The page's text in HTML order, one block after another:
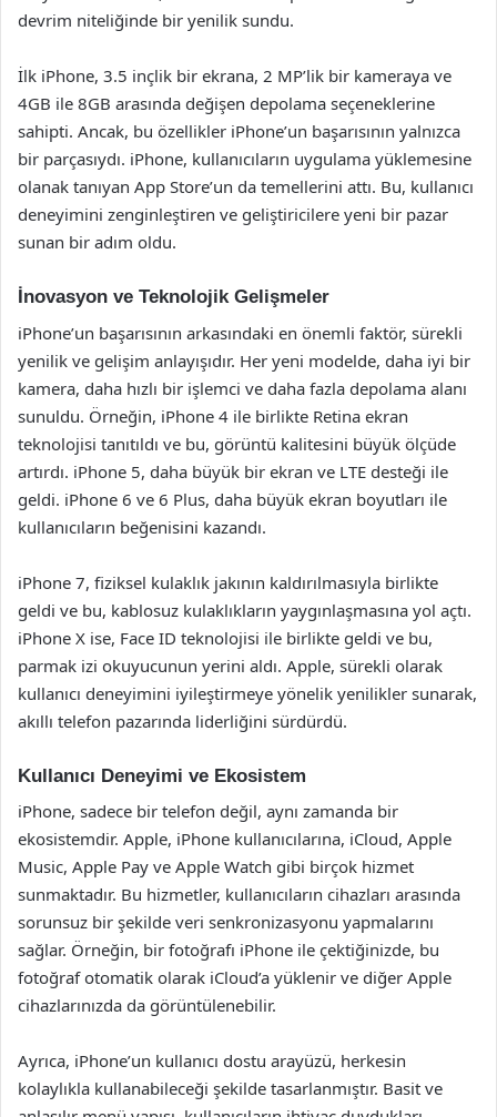
devrim niteliğinde bir yenilik sundu.
İlk iPhone, 3.5 inçlik bir ekrana, 2 MP’lik bir kameraya ve
4GB ile 8GB arasında değişen depolama seçeneklerine
sahipti. Ancak, bu özellikler iPhone’un başarısının yalnızca
bir parçasıydı. iPhone, kullanıcıların uygulama yüklemesine
olanak tanıyan App Store’un da temellerini attı. Bu, kullanıcı
deneyimini zenginleştiren ve geliştiricilere yeni bir pazar
sunan bir adım oldu.
İnovasyon ve Teknolojik Gelişmeler
iPhone’un başarısının arkasındaki en önemli faktör, sürekli
yenilik ve gelişim anlayışıdır. Her yeni modelde, daha iyi bir
kamera, daha hızlı bir işlemci ve daha fazla depolama alanı
sunuldu. Örneğin, iPhone 4 ile birlikte Retina ekran
teknolojisi tanıtıldı ve bu, görüntü kalitesini büyük ölçüde
artırdı. iPhone 5, daha büyük bir ekran ve LTE desteği ile
geldi. iPhone 6 ve 6 Plus, daha büyük ekran boyutları ile
kullanıcıların beğenisini kazandı.
iPhone 7, fiziksel kulaklık jakının kaldırılmasıyla birlikte
geldi ve bu, kablosuz kulaklıkların yaygınlaşmasına yol açtı.
iPhone X ise, Face ID teknolojisi ile birlikte geldi ve bu,
parmak izi okuyucunun yerini aldı. Apple, sürekli olarak
kullanıcı deneyimini iyileştirmeye yönelik yenilikler sunarak,
akıllı telefon pazarında liderliğini sürdürdü.
Kullanıcı Deneyimi ve Ekosistem
iPhone, sadece bir telefon değil, aynı zamanda bir
ekosistemdir. Apple, iPhone kullanıcılarına, iCloud, Apple
Music, Apple Pay ve Apple Watch gibi birçok hizmet
sunmaktadır. Bu hizmetler, kullanıcıların cihazları arasında
sorunsuz bir şekilde veri senkronizasyonu yapmalarını
sağlar. Örneğin, bir fotoğrafı iPhone ile çektiğinizde, bu
fotoğraf otomatik olarak iCloud’a yüklenir ve diğer Apple
cihazlarınızda da görüntülenebilir.
Ayrıca, iPhone’un kullanıcı dostu arayüzü, herkesin
kolaylıkla kullanabileceği şekilde tasarlanmıştır. Basit ve